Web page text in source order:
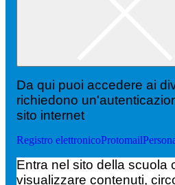
Da qui puoi accedere ai
richiedono
sito internet
Registro elettronicoProtomail
Entra nel sito della scuola
visualizzare contenuti,